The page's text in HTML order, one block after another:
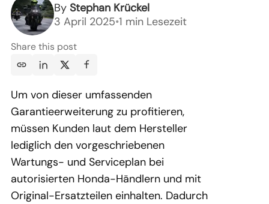
By Stephan Krückel
3 April 2025•1 min Lesezeit
Share this post
Um von dieser umfassenden
Garantieerweiterung zu profitieren,
müssen Kunden laut dem Hersteller
lediglich den vorgeschriebenen
Wartungs- und Serviceplan bei
autorisierten Honda-Händlern und mit
Original-Ersatzteilen einhalten. Dadurch